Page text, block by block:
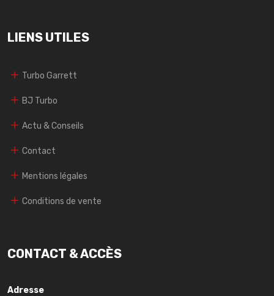
LIENS UTILES
Turbo Garrett
BJ Turbo
Actu & Conseils
Contact
Mentions légales
Conditions de vente
CONTACT & ACCÈS
Adresse